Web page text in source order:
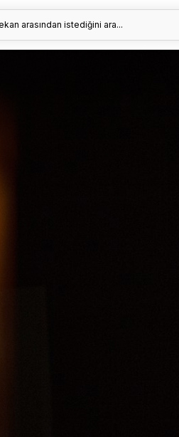
arasından istediğini ara...